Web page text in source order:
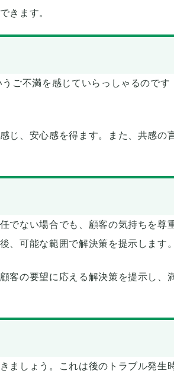
きます。
ご不満を感じていらっしゃるのです
じ、安心感を得ます。また、共感の
でない場合でも、顧客の気持ちを尊
、可能な範囲で解決策を提示します。
客の要望に応える解決策を提示し、
ましょう。これは後のトラブル発生